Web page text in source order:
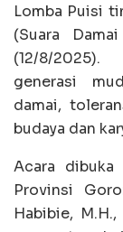
Lomba Puisi
(Suara
(12/8/2025).
generasi
damai,
budaya dan
Acara dibuka
Provinsi
Habibie,